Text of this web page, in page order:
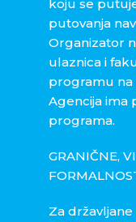
koju se
putovanja
Organizator
ulaznica i
programu na
Agencija ima
programa.
GRANIČNE,
Za